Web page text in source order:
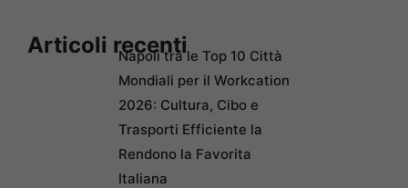
Articoli recentiNapoli tra le Top 10 Città
Mondiali per il Workcation
2026: Cultura, Cibo e
Trasporti Efficiente la
Rendono la Favorita
Italiana